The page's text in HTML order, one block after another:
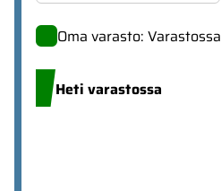
Oma varasto: Varastossa
Heti varastossa